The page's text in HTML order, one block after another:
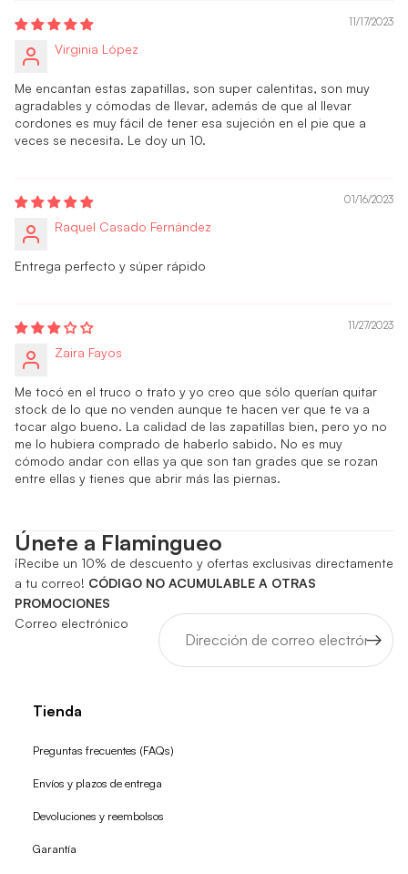
11/17/2023
Virginia López
Me encantan estas zapatillas, son super calentitas, son muy
agradables y cómodas de llevar, además de que al llevar
cordones es muy fácil de tener esa sujeción en el pie que a
veces se necesita. Le doy un 10.
01/16/2023
Raquel Casado Fernández
Entrega perfecto y súper rápido
11/27/2023
Zaira Fayos
Me tocó en el truco o trato y yo creo que sólo querían quitar
stock de lo que no venden aunque te hacen ver que te va a
tocar algo bueno. La calidad de las zapatillas bien, pero yo no
me lo hubiera comprado de haberlo sabido. No es muy
cómodo andar con ellas ya que son tan grades que se rozan
entre ellas y tienes que abrir más las piernas.
Únete a Flamingueo
¡Recibe un 10% de descuento y ofertas exclusivas directamente
a tu correo! CÓDIGO NO ACUMULABLE A OTRAS
PROMOCIONES
Correo electrónico
Tienda
Preguntas frecuentes (FAQs)
Envíos y plazos de entrega
Devoluciones y reembolsos
Garantía